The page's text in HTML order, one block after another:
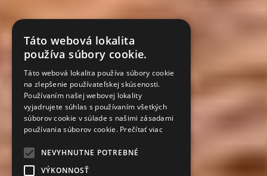
Táto webová lokalita
používa súbory cookie.
Táto webová lokalita používa súbory cookie
na zlepšenie používateľskej skúsenosti.
Používaním našej webovej lokality
vyjadrujete súhlas s používaním všetkých
súborov cookie v súlade s našimi zásadami
používania súborov cookie. Prečítať viac
NEVYHNUTNE POTREBNÉ
VÝKONNOSŤ